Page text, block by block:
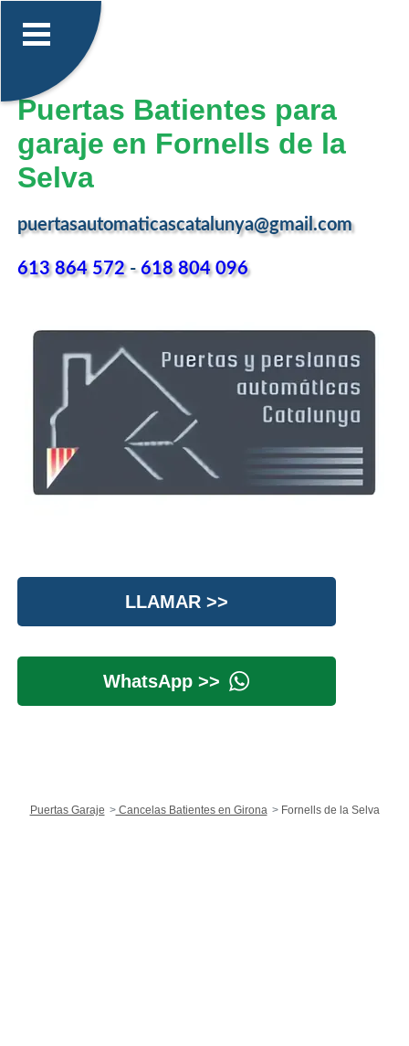
Puertas Batientes para
garaje en Fornells de la
Selva
puertasautomaticascatalunya@gmail.com
613 864 572-618 804 096
LLAMAR >>
WhatsApp >>
Puertas Garaje Cancelas Batientes en Girona Fornells de la Selva